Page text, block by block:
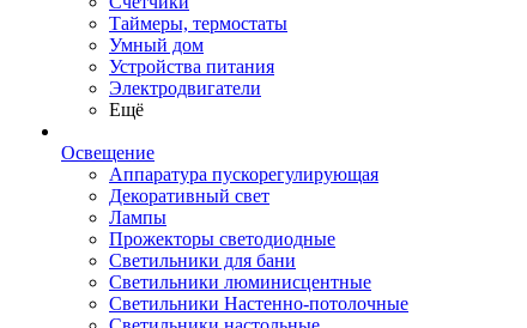
Таймеры, термостаты
Умный дом
Устройства питания
Электродвигатели
Ещё
Освещение
Аппаратура пускорегулирующая
Декоративный свет
Лампы
Прожекторы светодиодные
Светильники для бани
Светильники люминисцентные
Светильники Настенно-потолочные